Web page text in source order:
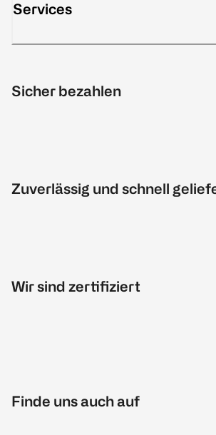
Services
Sicher bezahlen
Zuverlässig und schnell
Wir sind zertifiziert
Finde uns auch auf